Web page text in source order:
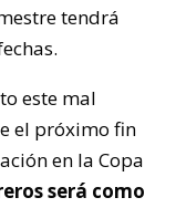
tendrá
este mal
el próximo fin
en la Copa
será como